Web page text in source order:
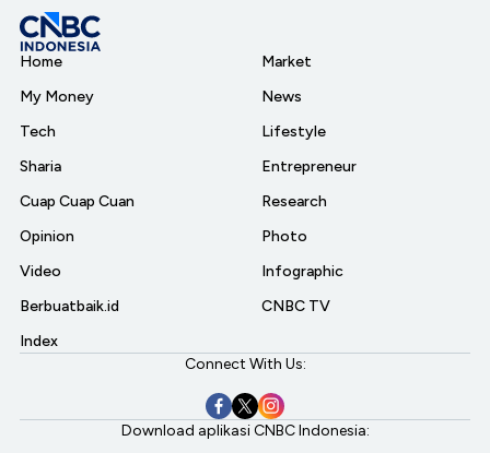
Home
My Money
Tech
Sharia
Cuap Cuap Cuan
Opinion
Video
Berbuatbaik.id
Index
Market
News
Lifestyle
Entrepreneur
Research
Photo
Infographic
CNBC TV
Connect With Us:
Download aplikasi CNBC Indonesia: